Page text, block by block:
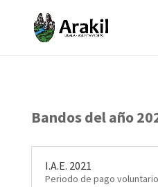
Bandos del año
I.A.E. 2021
Periodo de pago